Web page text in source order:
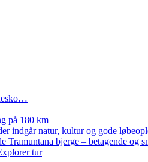
på 180 km
indgår natur, kultur og gode
bjerge – betagende og
tur